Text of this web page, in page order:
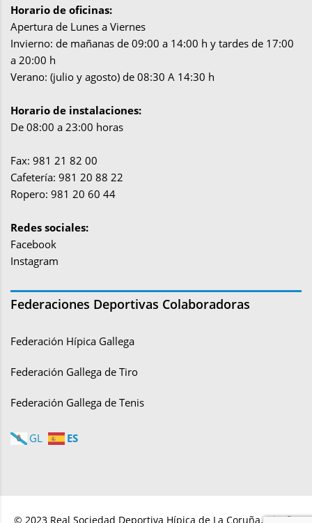
Horario de oficinas:
Apertura de Lunes a Viernes
Invierno: de mañanas de 09:00 a 14:00 h y tardes de 17:00
a 20:00 h
Verano: (julio y agosto) de 08:30 A 14:30 h
Horario de instalaciones:
De 08:00 a 23:00 horas
Fax: 981 21 82 00
Cafetería: 981 20 88 22
Ropero: 981 20 60 44
Redes sociales:
Facebook
Instagram
Federaciones Deportivas Colaboradoras
Federación Hípica Gallega
Federación Gallega de Tiro
Federación Gallega de Tenis
GL ES
© 2023 Real Sociedad Deportiva Hípica de La Coruña. Diseño